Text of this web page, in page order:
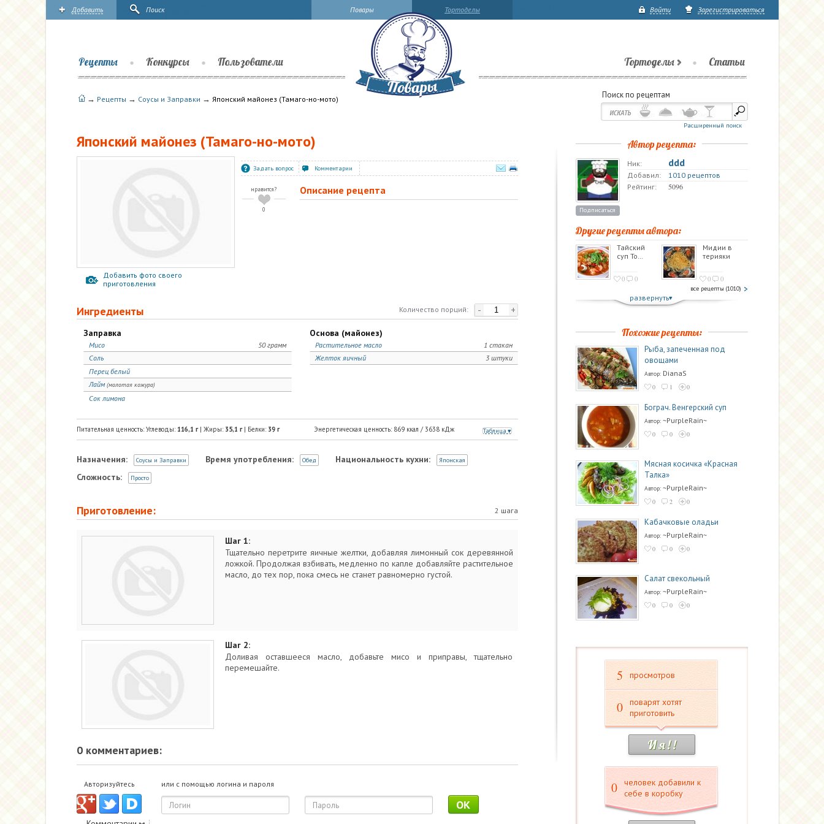
Тортоделы
Повары Войти Зарегистрироваться
Добавить Поиск
Тортоделы Статьи
Рецепты Конкурсы Пользователи
→ Рецепты → Соусы и Заправки → Японский майонез (Тамаго-но-мото) Поиск по рецептам
Расширенный поиск
Японский майонез (Тамаго-но-мото)
Добавить фото своего
приготовления
Задать вопрос Комментарии
нравится?
0
Описание рецепта
- +
Количество порций:
Ингредиенты
Заправка
50 грамм
Мисо
Соль
Перец белый
Лайм(молотая кожура)
Сок лимона
Основа (майонез)
1 стакан
Растительное масло
3 штуки
Желток яичный
Таблица
Энергетическая ценность: 869ккал / 3638кДж
Питательная ценность: Углеводы: 116,1 г| Жиры: 35,1 г| Белки: 39г
Назначения: Соусы и Заправки Время употребления: Обед Национальность кухни: Японская
Сложность: Просто
Приготовление: 2 шага
Шаг 1:
Тщательно перетрите яичные желтки, добавляя лимонный сок деревянной
ложкой. Продолжая взбивать, медленно по капле добавляйте растительное
масло, до тех пор, пока смесь не станет равномерно густой.
Шаг 2:
Доливая оставшееся масло, добавьте мисо и приправы, тщательно
перемешайте.
0 комментариев:
Авторизуйтесь или с помощью логина и пароля
OK
Автор рецепта:
Подписаться
Ник: ddd
Добавил:
1010 рецептов
Рейтинг:
5096
Другие рецепты автора:
Тайский
суп То…
0 0
Мидии в
терияки
0 0
все рецепты (1010)
развернуть
Похожие рецепты:
Рыба, запеченная под
овощами
Автор: DianaS
0 1 0
Бограч. Венгерский суп
Автор: ~PurpleRain~
0 0 0
Мясная косичка «Красная
Талка»
Автор: ~PurpleRain~
0 2 0
Кабачковые оладьи
Автор: ~PurpleRain~
0 0 0
Салат свекольный
Автор: ~PurpleRain~
0 0 0
5 просмотров
0
поварят хотят
приготовить
И я ! !
0
человек добавили к
себе в коробку